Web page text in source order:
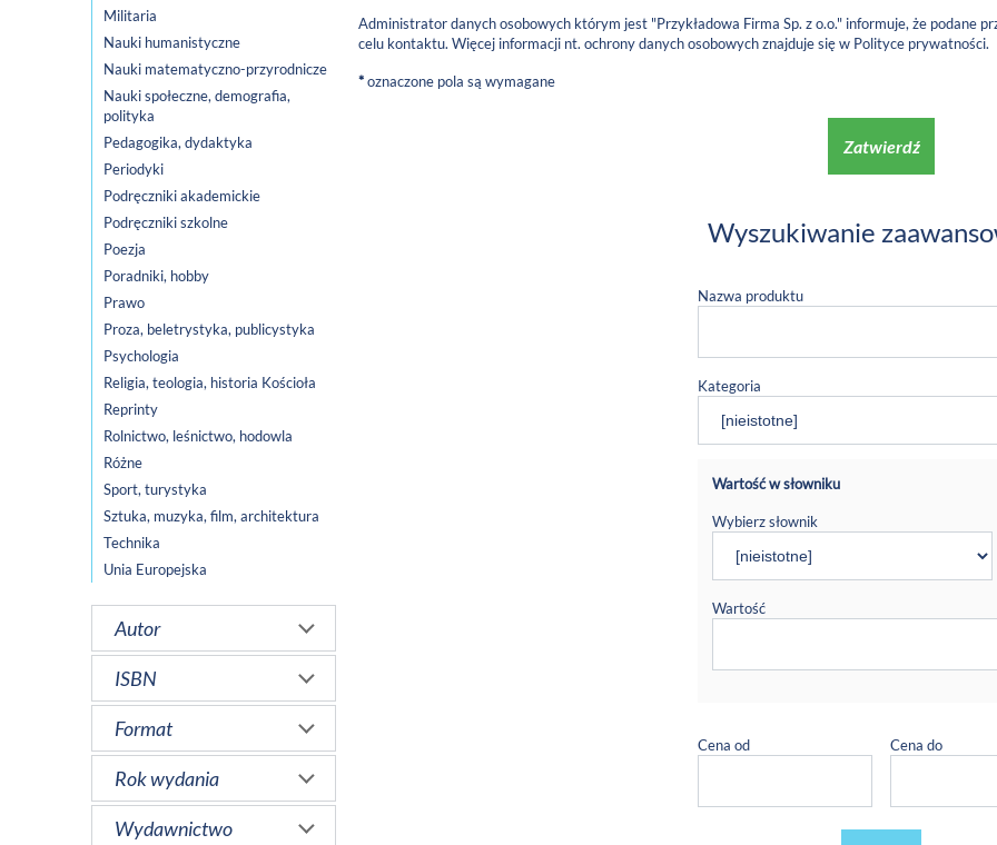
Militaria
Nauki humanistyczne
Nauki matematyczno-przyrodnicze
Nauki społeczne, demografia,
polityka
Pedagogika, dydaktyka
Periodyki
Podręczniki akademickie
Podręczniki szkolne
Poezja
Poradniki, hobby
Prawo
Proza, beletrystyka, publicystyka
Psychologia
Religia, teologia, historia Kościoła
Reprinty
Rolnictwo, leśnictwo, hodowla
Różne
Sport, turystyka
Sztuka, muzyka, film, architektura
Technika
Unia Europejska
Autor
ISBN
Format
Rok wydania
Wydawnictwo
Administrator danych osobowych którym jest "Przykładowa Firma Sp. z o.o." informuje, że podane
celu kontaktu. Więcej informacji nt. ochrony danych osobowych znajduje się w Polityce prywatności.
*oznaczone pola są wymagane
Zatwierdź
Wyszukiwanie
Nazwa produktu
Kategoria
Wartość w słowniku
Wybierz słownik
Wartość
Cena od Cena do